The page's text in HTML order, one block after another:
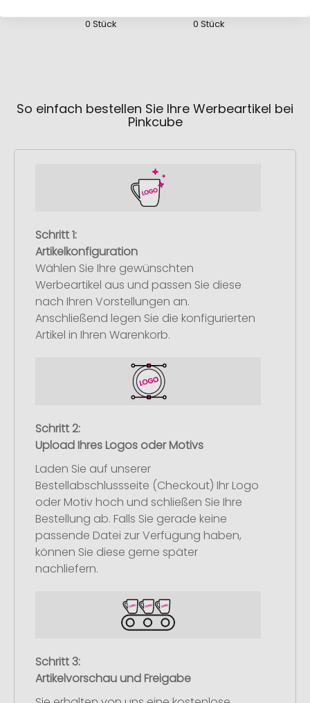
0 Stück
0 Stück
So einfach bestellen Sie Ihre Werbeartikel bei
Pinkcube
Schritt 1:
Artikelkonfiguration
Wählen Sie Ihre gewünschten
Werbeartikel aus und passen Sie diese
nach Ihren Vorstellungen an.
Anschließend legen Sie die konfigurierten
Artikel in Ihren Warenkorb.
Schritt 2:
Upload Ihres Logos oder Motivs
Laden Sie auf unserer
Bestellabschlussseite (Checkout) Ihr Logo
oder Motiv hoch und schließen Sie Ihre
Bestellung ab. Falls Sie gerade keine
passende Datei zur Verfügung haben,
können Sie diese gerne später
nachliefern.
Schritt 3:
Artikelvorschau und Freigabe